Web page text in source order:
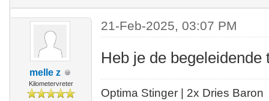
melle z
Kilometervreter
21-Feb-2025, 03:07 PM
Heb je de begeleidende
Optima Stinger | 2x Dries Baron